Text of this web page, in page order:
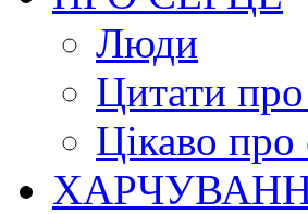
Люди
Цитати
Цікаво про